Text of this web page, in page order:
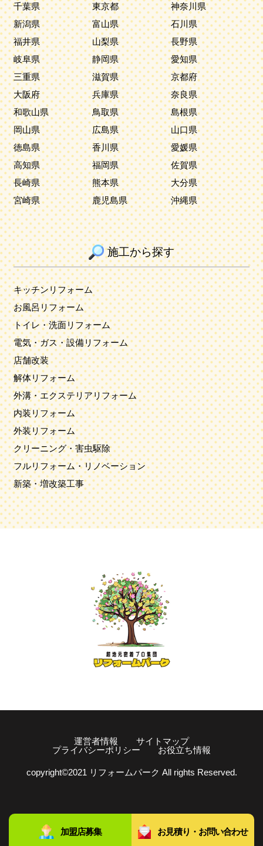
千葉県
東京都
神奈川県
新潟県
富山県
石川県
福井県
山梨県
長野県
岐阜県
静岡県
愛知県
三重県
滋賀県
京都府
大阪府
兵庫県
奈良県
和歌山県
鳥取県
島根県
岡山県
広島県
山口県
徳島県
香川県
愛媛県
高知県
福岡県
佐賀県
長崎県
熊本県
大分県
宮崎県
鹿児島県 沖縄県
施工から探す
キッチンリフォーム
お風呂リフォーム
トイレ・洗面リフォーム
電気・ガス・設備リフォーム
店舗改装
解体リフォーム
外溝・エクステリアリフォーム
内装リフォーム
外装リフォーム
クリーニング・害虫駆除
フルリフォーム・リノベーション
新築・増改築工事
運営者情報
サイトマップ
プライバシーポリシー
お役立ち情報
copyright©️2021 リフォームパーク All rights Reserved.
加盟店募集 お見積り・お問い合わせ